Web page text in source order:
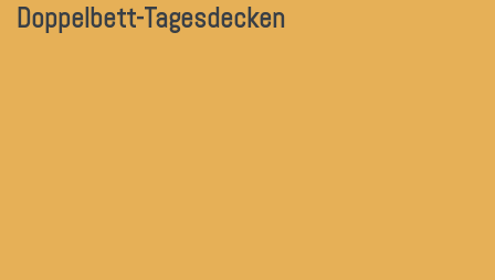
Doppelbett-Tagesdecken